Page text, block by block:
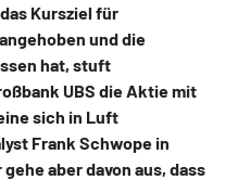
Kursziel für
und die
hat, stuft
UBS die Aktie mit
sich in Luft
Frank Schwope in
aber davon aus, dass